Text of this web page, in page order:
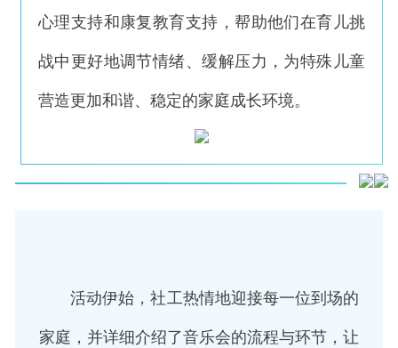
心理支持和康复教育支持，帮助他们在育儿挑
战中更好地调节情绪、缓解压力，为特殊儿童
营造更加和谐、稳定的家庭成长环境。
活动伊始，社工热情地迎接每一位到场的
家庭，并详细介绍了音乐会的流程与环节，让